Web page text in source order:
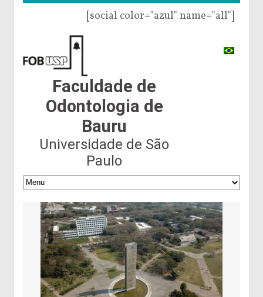
[social color="azul" name="all"]
Faculdade de
Odontologia de
Bauru
Universidade de São
Paulo